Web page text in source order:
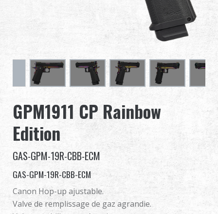
À propos de nous
Competitions & Event
Support
Se connecter
繁體中文 English (US)
Français 日本語
GPM1911 CP Rainbow
Edition
GAS-GPM-19R-CBB-ECM
GAS-GPM-19R-CBB-ECM
Canon Hop-up ajustable.
Valve de remplissage de gaz agrandie.